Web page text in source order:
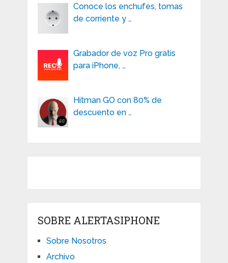
Conoce los enchufes, tomas
de corriente y …
Grabador de voz Pro gratis
para iPhone, …
Hitman GO con 80% de
descuento en …
SOBRE ALERTASIPHONE
Sobre Nosotros
Archivo